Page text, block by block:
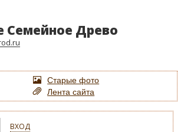
Семейное Древо
Старые фото
Лента сайта
ВХОД